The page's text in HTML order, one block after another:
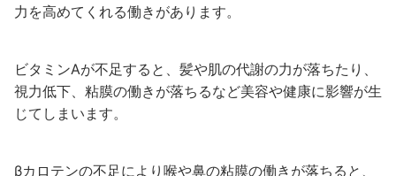
力を高めてくれる働きがあります。
ビタミンAが不足すると、髪や肌の代謝の力が落ちたり、
視力低下、粘膜の働きが落ちるなど美容や健康に影響が生
じてしまいます。
βカロテンの不足により喉や鼻の粘膜の働きが落ちると、